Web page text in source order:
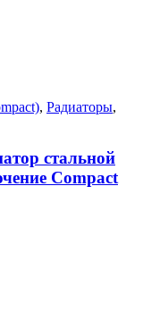
, Радиаторы,
стальной
Compact